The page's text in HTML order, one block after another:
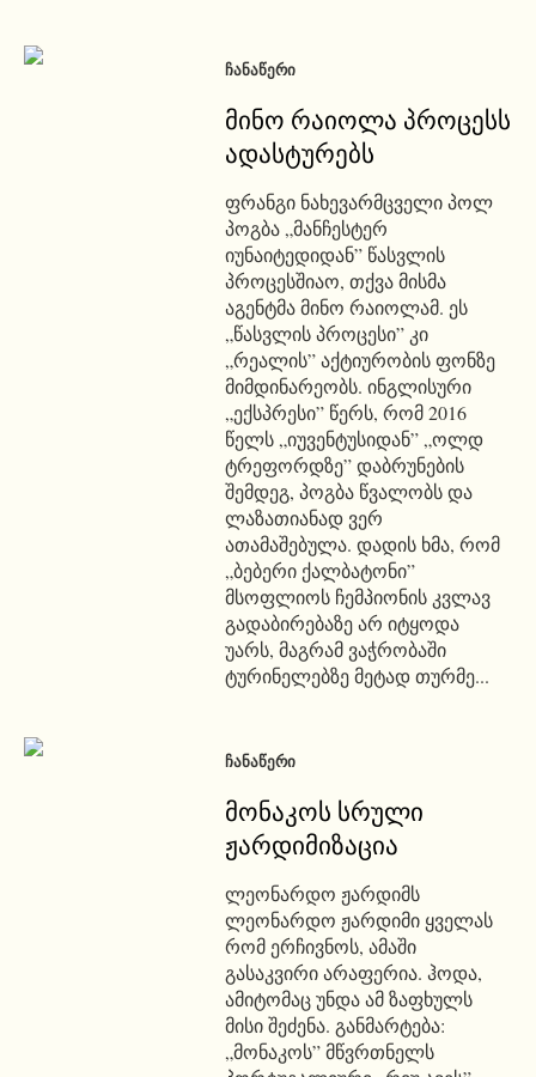
ᲩᲐᲜᲐᲬᲔᲠᲘ
მინო რაიოლა პროცესს
ადასტურებს
ფრანგი ნახევარმცველი პოლ
პოგბა „მანჩესტერ
იუნაიტედიდან” წასვლის
პროცესშიაო, თქვა მისმა
აგენტმა მინო რაიოლამ. ეს
„წასვლის პროცესი” კი
„რეალის” აქტიურობის ფონზე
მიმდინარეობს. ინგლისური
„ექსპრესი” წერს, რომ 2016
წელს „იუვენტუსიდან” „ოლდ
ტრეფორდზე” დაბრუნების
შემდეგ, პოგბა წვალობს და
ლაზათიანად ვერ
ათამაშებულა. დადის ხმა, რომ
„ბებერი ქალბატონი”
მსოფლიოს ჩემპიონის კვლავ
გადაბირებაზე არ იტყოდა
უარს, მაგრამ ვაჭრობაში
ტურინელებზე მეტად თურმე...
ᲩᲐᲜᲐᲬᲔᲠᲘ
მონაკოს სრული
ჟარდიმიზაცია
ლეონარდო ჟარდიმს
ლეონარდო ჟარდიმი ყველას
რომ ერჩივნოს, ამაში
გასაკვირი არაფერია. ჰოდა,
ამიტომაც უნდა ამ ზაფხულს
მისი შეძენა. განმარტება:
„მონაკოს” მწვრთნელს